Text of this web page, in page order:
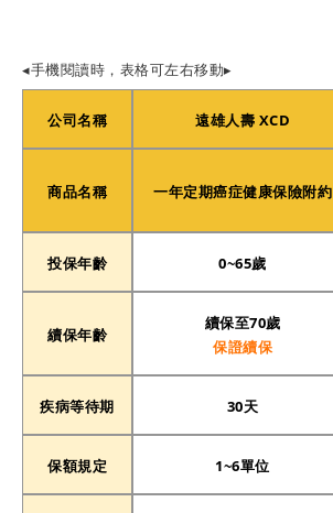
◂手機閱讀時，表格可左右移動▸
公司名稱 遠雄人壽 XCD
商品名稱 一年定期癌症健康保險附約
投保年齡 0~65歲
續保年齡
續保至70歲
保證續保
疾病等待期 30天
保額規定 1~6單位